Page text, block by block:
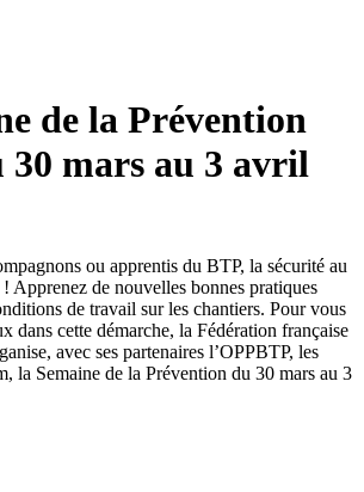
de la Prévention
30 mars au 3 avril
ou apprentis du BTP, la sécurité au
Apprenez de nouvelles bonnes pratiques
de travail sur les chantiers. Pour vous
dans cette démarche, la Fédération française
avec ses partenaires l’OPPBTP, les
la Semaine de la Prévention du 30 mars au 3